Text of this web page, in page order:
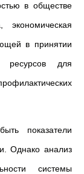
в обществе
в принятии
ресурсов для
показатели
Однако анализ
системы